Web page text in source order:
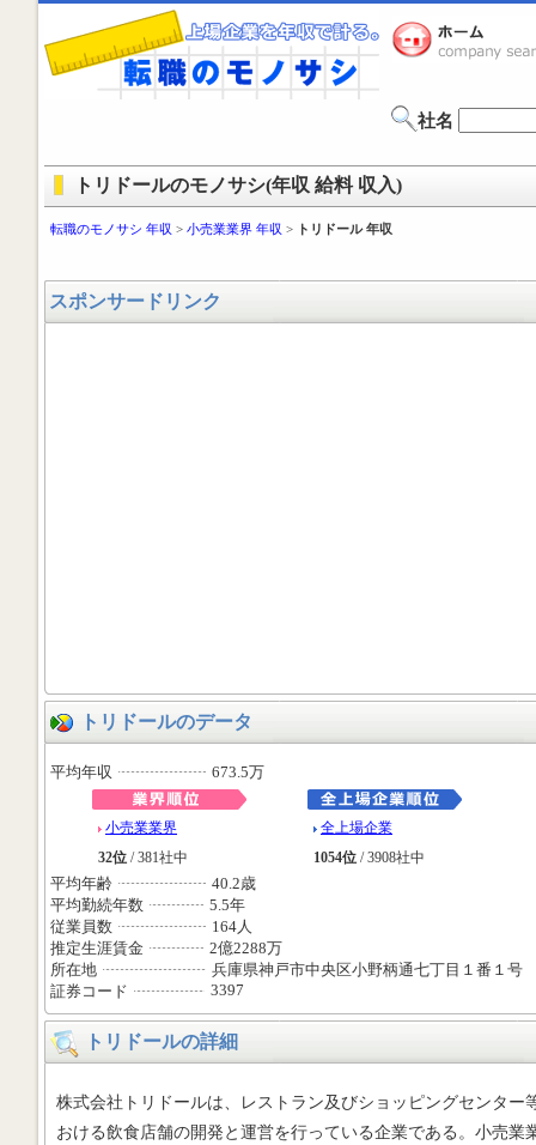
社名
トリドールのモノサシ(年収 給料 収入)
転職のモノサシ 年収 > 小売業業界 年収 > トリドール 年収
スポンサードリンク
トリドールのデータ
平均年収 673.5万
小売業業界
32位 / 381社中
全上場企業
1054位 / 3908社中
平均年齢
40.2歳
平均勤続年数
5.5年
従業員数
164人
推定生涯賃金
2億2288万
所在地
兵庫県神戸市中央区小野柄通七丁目１番１号
証券コード
3397
トリドールの詳細
株式会社トリドールは、レストラン及びショッピングセンター
おける飲食店舗の開発と運営を行っている企業である。小売業